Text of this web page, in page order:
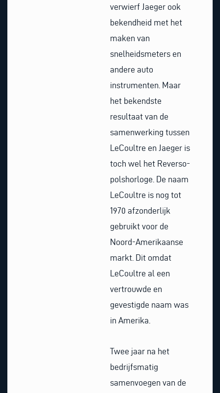
verwierf Jaeger ook
bekendheid met het
maken van
snelheidsmeters en
andere auto
instrumenten. Maar
het bekendste
resultaat van de
samenwerking tussen
LeCoultre en Jaeger is
toch wel het Reverso-
polshorloge. De naam
LeCoultre is nog tot
1970 afzonderlijk
gebruikt voor de
Noord-Amerikaanse
markt. Dit omdat
LeCoultre al een
vertrouwde en
gevestigde naam was
in Amerika.
Twee jaar na het
bedrijfsmatig
samenvoegen van de